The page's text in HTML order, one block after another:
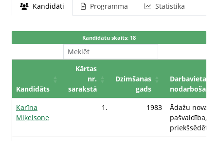
Kandidāti Programma Statistika
Kandidātu skaits: 18
Kandidāts
Kārtas
nr.
sarakstā
Dzimšanas
gads
Darbavieta /
nodarbošanās
Karīna
Miķelsone
1. 1983
Ādažu novada
pašvaldība,
priekšsēdētāja